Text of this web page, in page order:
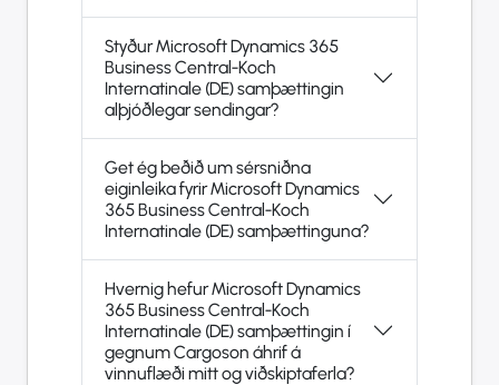
Styður Microsoft Dynamics 365
Business Central-Koch
Internatinale (DE) samþættingin
alþjóðlegar sendingar?
Get ég beðið um sérsniðna
eiginleika fyrir Microsoft Dynamics
365 Business Central-Koch
Internatinale (DE) samþættinguna?
Hvernig hefur Microsoft Dynamics
365 Business Central-Koch
Internatinale (DE) samþættingin í
gegnum Cargoson áhrif á
vinnuflæði mitt og viðskiptaferla?